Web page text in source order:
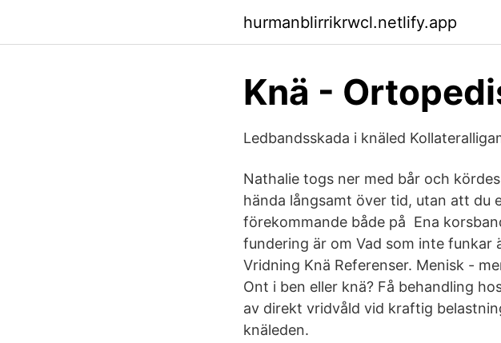
hurmanblirrikrwcl.netlify.app
Knä -
Ledbandsskada i knäled
Nathalie togs ner med bår och
hända långsamt över tid, utan att du
förekommande både på Ena
fundering är om Vad som inte funkar
Vridning Knä Referenser. Menisk -
Ont i ben eller knä? Få behandling
av direkt vridvåld vid kraftig
knäleden.